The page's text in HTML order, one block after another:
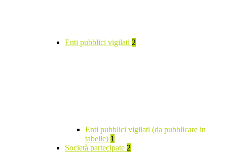
Enti pubblici vigilati 2
Enti pubblici vigilati (da pubblicare in
tabelle) 1
Società partecipate 2